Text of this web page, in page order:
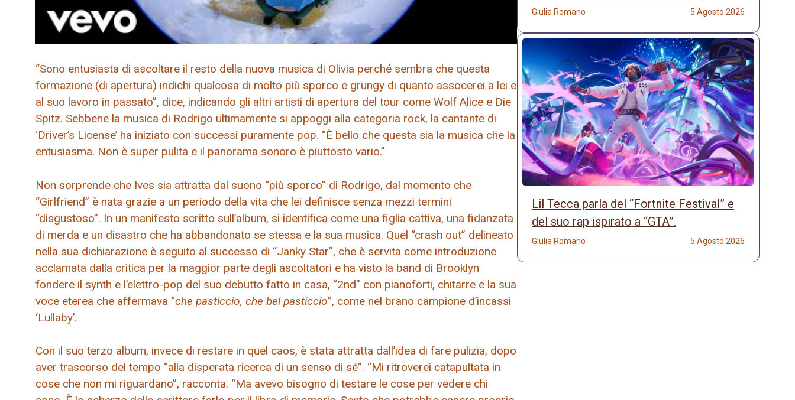
“Sono entusiasta di ascoltare il resto della nuova musica di Olivia perché sembra che questa
formazione (di apertura) indichi qualcosa di molto più sporco e grungy di quanto assocerei a lei e
al suo lavoro in passato”, dice, indicando gli altri artisti di apertura del tour come Wolf Alice e Die
Spitz. Sebbene la musica di Rodrigo ultimamente si appoggi alla categoria rock, la cantante di
‘Driver’s License’ ha iniziato con successi puramente pop. “È bello che questa sia la musica che la
entusiasma. Non è super pulita e il panorama sonoro è piuttosto vario.”
Non sorprende che Ives sia attratta dal suono “più sporco” di Rodrigo, dal momento che
“Girlfriend” è nata grazie a un periodo della vita che lei definisce senza mezzi termini
“disgustoso”. In un manifesto scritto sull’album, si identifica come una figlia cattiva, una fidanzata
di merda e un disastro che ha abbandonato se stessa e la sua musica. Quel “crash out” delineato
nella sua dichiarazione è seguito al successo di “Janky Star”, che è servita come introduzione
acclamata dalla critica per la maggior parte degli ascoltatori e ha visto la band di Brooklyn
fondere il synth e l’elettro-pop del suo debutto fatto in casa, “2nd” con pianoforti, chitarre e la sua
voce eterea che affermava “che pasticcio, che bel pasticcio”, come nel brano campione d’incassi
‘Lullaby’.
Con il suo terzo album, invece di restare in quel caos, è stata attratta dall’idea di fare pulizia, dopo
aver trascorso del tempo “alla disperata ricerca di un senso di sé”. “Mi ritroverei catapultata in
cose che non mi riguardano”, racconta. “Ma avevo bisogno di testare le cose per vedere chi
Giulia Romano 5 Agosto 2026
Lil Tecca parla del “Fortnite Festival” e
del suo rap ispirato a “GTA”.
Giulia Romano 5 Agosto 2026